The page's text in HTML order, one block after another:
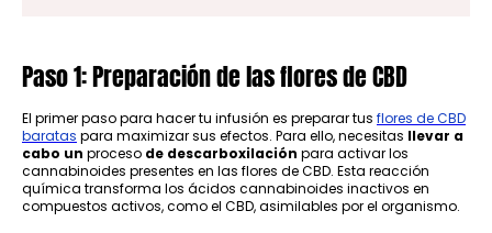
Paso 1: Preparación de las flores de CBD
El primer paso para hacer tu infusión es preparar tus flores de CBD
baratas para maximizar sus efectos. Para ello, necesitas llevar a
cabo un proceso de descarboxilación para activar los
cannabinoides presentes en las flores de CBD. Esta reacción
química transforma los ácidos cannabinoides inactivos en
compuestos activos, como el CBD, asimilables por el organismo.